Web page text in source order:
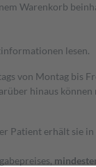
Warenkorb
lesen.
von Montag bis
hinaus
Patient erhält sie